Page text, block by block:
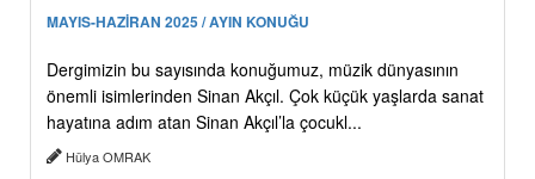
MAYIS-HAZİRAN 2025 / AYIN KONUĞU
Dergimizin bu sayısında konuğumuz, müzik dünyasının
önemli isimlerinden Sinan Akçıl. Çok küçük yaşlarda sanat
hayatına adım atan Sinan Akçıl’la çocukl...
Hülya OMRAK